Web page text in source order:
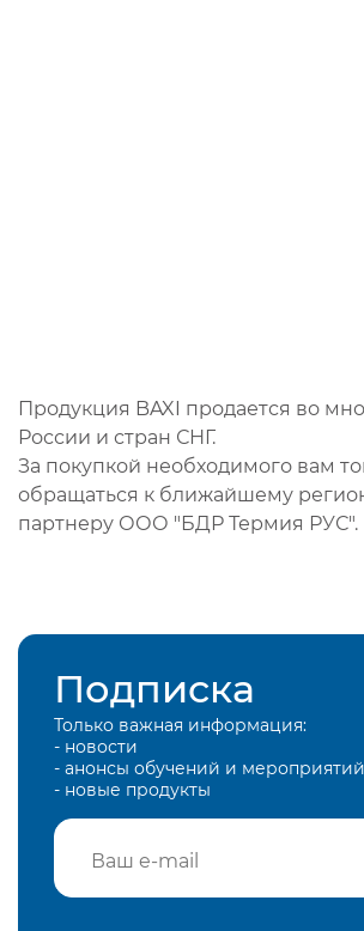
Продукция BAXI продается во
России и стран СНГ.
За покупкой необходимого вам
обращаться к ближайшему
партнеру ООО "БДР Термия РУС".
Подписка
Только важная информация:
- новости
- анонсы обучений и мероприятий
- новые продукты